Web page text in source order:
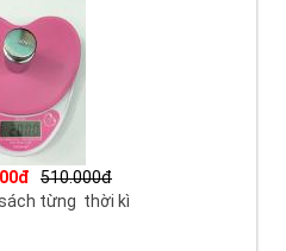
510.000đ
từng thời kì